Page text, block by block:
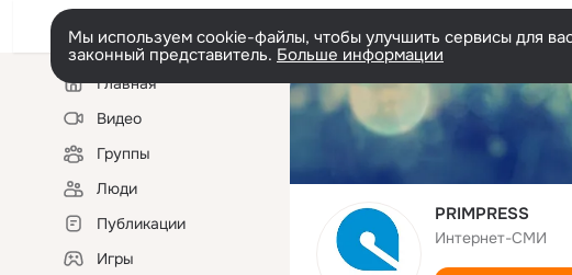
Мы используем cookie-файлы, чтобы улучшить сервисы для
законный представитель. Больше информации
Левая
колонкаГлавная
Видео
Группы
Люди
Публикации
Игры
PRIMPRESS
Интернет-СМИ